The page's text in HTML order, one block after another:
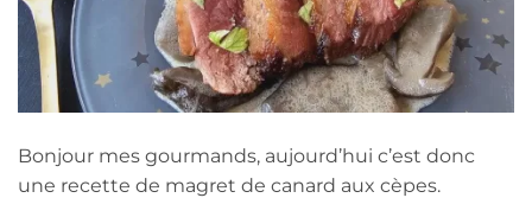
Bonjour mes gourmands, aujourd’hui c’est donc
une recette de magret de canard aux cèpes.